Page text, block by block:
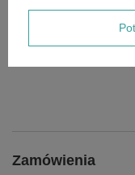
ZAM.380740671-T251
Zamówienia